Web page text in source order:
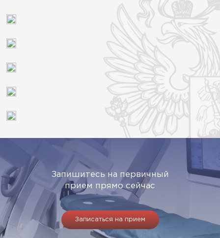
Запишитесь на первичный
прием прямо сейчас
Записаться на прием